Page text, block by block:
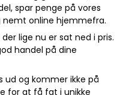
spar penge på vores
online hjemmefra.
lige nu er sat ned i pris.
handel på dine
og kommer ikke på
for at få fat i unikke